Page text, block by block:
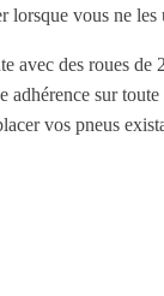
lorsque vous ne les
avec des roues
sur
vos pneus